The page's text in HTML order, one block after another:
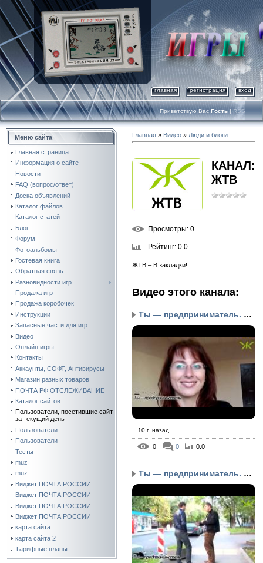
главная регистрация вход
Приветствую Вас Гость | RSS
Меню сайта
Главная страница
Информация о сайте
Новости
FAQ (вопрос/ответ)
Доска объявлений
Каталог файлов
Каталог статей
Блог
Форум
Фотоальбомы
Гостевая книга
Обратная связь
Разновидности игр
Продажа игр
Продажа коробочек
Инструкции
Запасные части для игр
Видео
Онлайн игры
Контакты
Аккаунты, СОФТ, Антивирусы
Магазин разных товаров
ПОЧТА РФ ОТСЛЕЖИВАНИЕ
Каталог сайтов
Пользователи, посетившие сайт
за текущий день
Пользователи
Пользователи
Тесты
muz
muz
Виджет ПОЧТА РОССИИ
Виджет ПОЧТА РОССИИ
Виджет ПОЧТА РОССИИ
Виджет ПОЧТА РОССИИ
карта сайта
карта сайта 2
Тарифные планы
Главная » Видео » Люди и блоги
КАНАЛ:
ЖТВ
Просмотры: 0
Рейтинг: 0.0
ЖТВ – В закладки!
Видео этого канала:
Ты — предприниматель. Ч...
10 г. назад
0 0 0.0
Ты — предприниматель. Ч...